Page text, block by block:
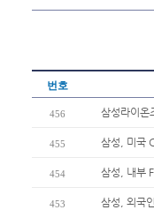
번호
456 삼성라이온
455 삼성, 미국
454 삼성, 내부
453 삼성, 외국